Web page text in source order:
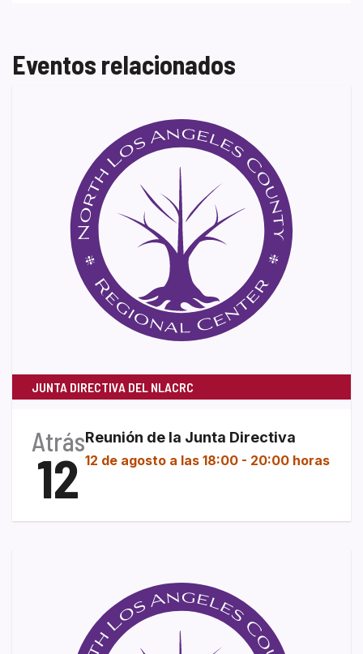
Eventos relacionados
JUNTA DIRECTIVA DEL NLACRC
Atrás
12
Reunión de la Junta Directiva
12 de agosto a las 18:00 - 20:00 horas